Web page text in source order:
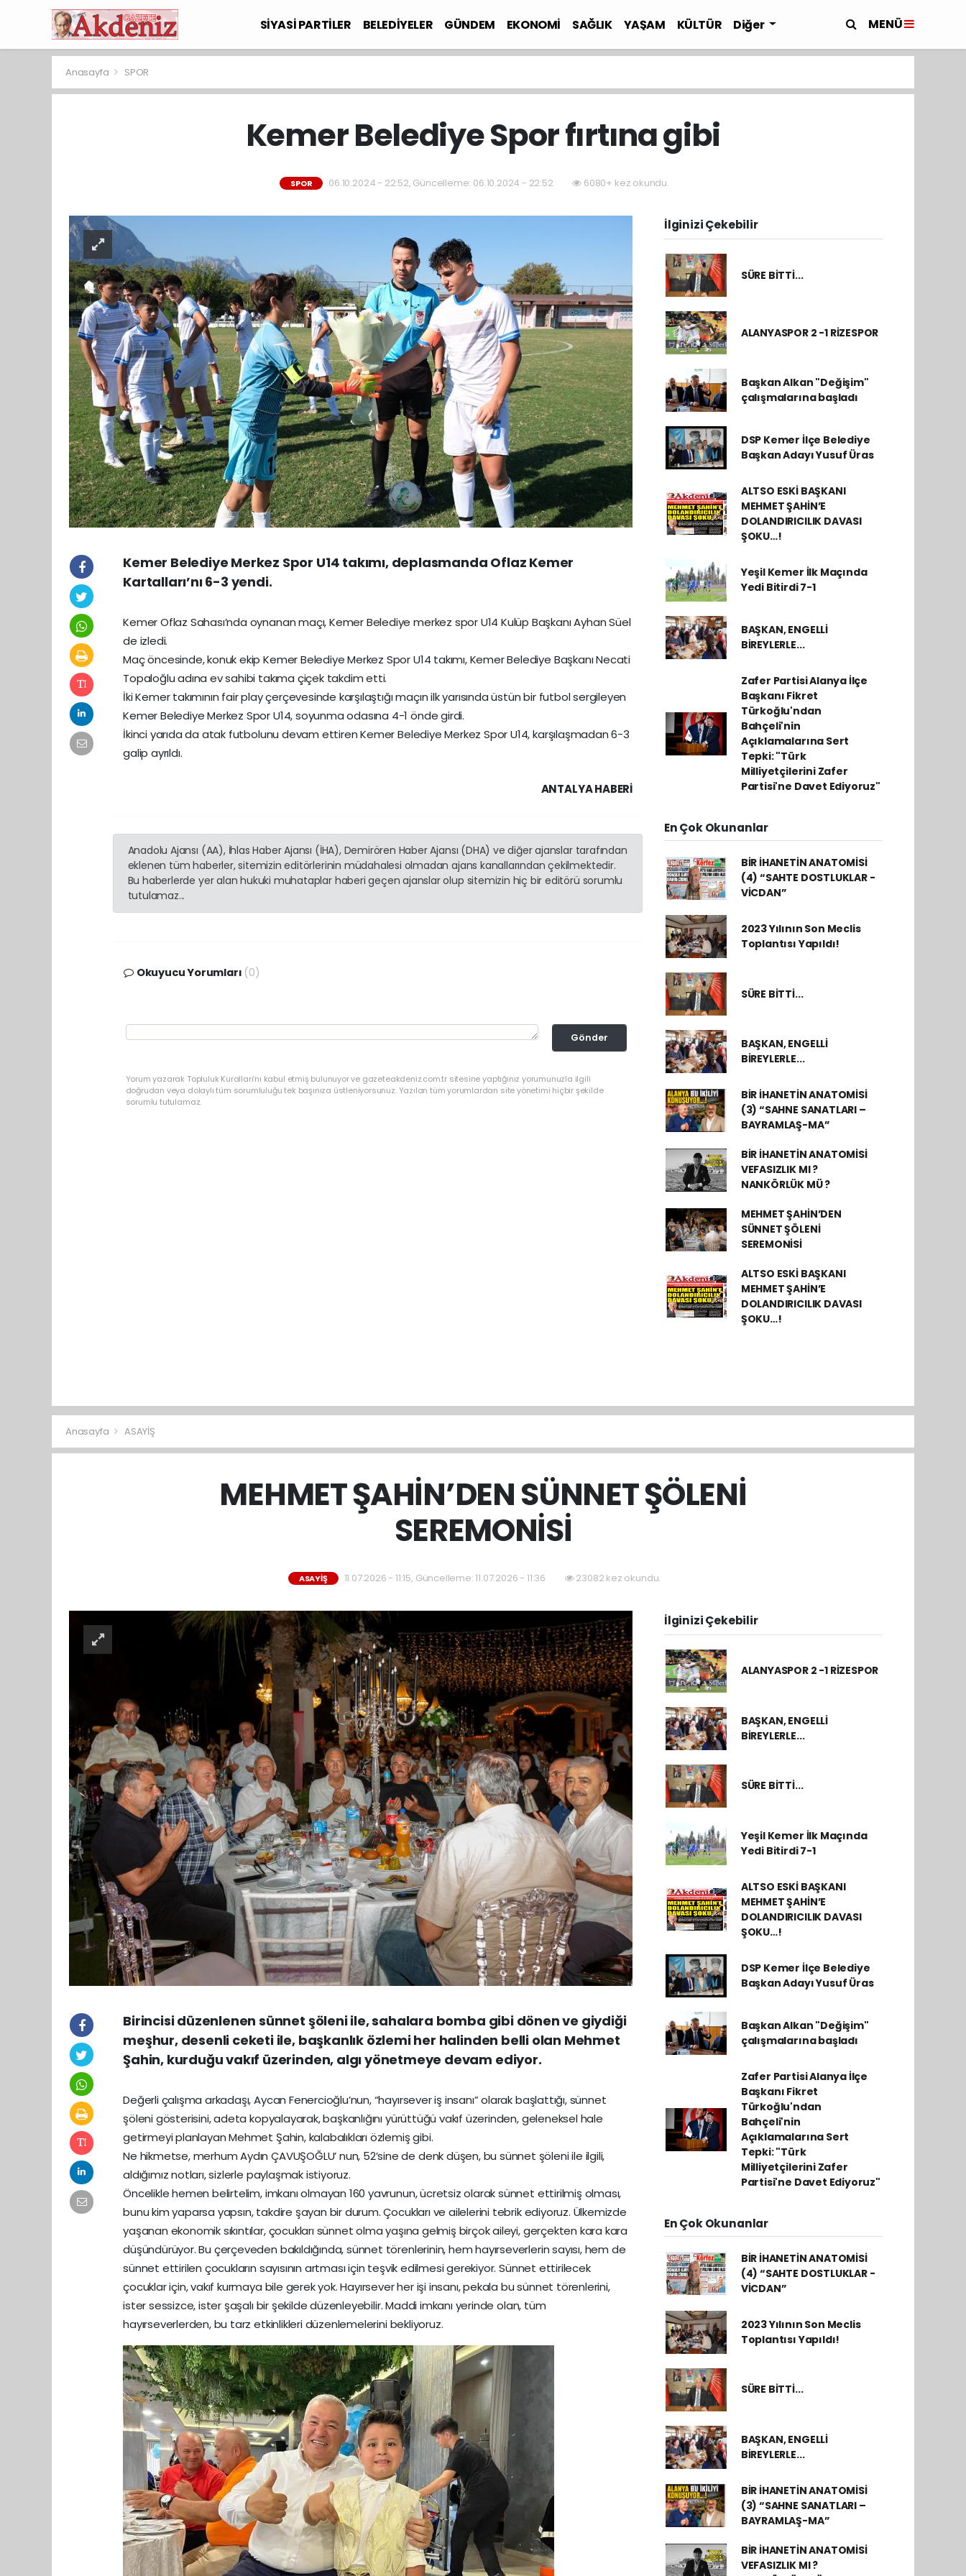
SİYASİ PARTİLER BELEDİYELER GÜNDEM EKONOMİ SAĞLIK YAŞAM KÜLTÜR Diğer MENÜ
Anasayfa SPOR
Kemer Belediye Spor fırtına gibi
SPOR 06.10.2024 - 22:52, Güncelleme: 06.10.2024 - 22:52 6080+ kez okundu.
Kemer Belediye Merkez Spor U14 takımı, deplasmanda Oflaz Kemer
Kartalları’nı 6-3 yendi.
Kemer Oflaz Sahası’nda oynanan maçı, Kemer Belediye merkez spor U14 Kulüp Başkanı Ayhan Süel
de izledi.
Maç öncesinde, konuk ekip Kemer Belediye Merkez Spor U14 takımı, Kemer Belediye Başkanı Necati
Topaloğlu adına ev sahibi takıma çiçek takdim etti.
İki Kemer takımının fair play çerçevesinde karşılaştığı maçın ilk yarısında üstün bir futbol sergileyen
Kemer Belediye Merkez Spor U14, soyunma odasına 4-1 önde girdi.
İkinci yarıda da atak futbolunu devam ettiren Kemer Belediye Merkez Spor U14, karşılaşmadan 6-3
galip ayrıldı.
ANTALYA HABERİ
Anadolu Ajansı (AA), İhlas Haber Ajansı (İHA), Demirören Haber Ajansı (DHA) ve diğer ajanslar tarafından
eklenen tüm haberler, sitemizin editörlerinin müdahalesi olmadan ajans kanallarından çekilmektedir.
Bu haberlerde yer alan hukuki muhataplar haberi geçen ajanslar olup sitemizin hiç bir editörü sorumlu
tutulamaz...
Okuyucu Yorumları (0)
Gönder
Yorum yazarak Topluluk Kuralları’nı kabul etmiş bulunuyor ve gazeteakdeniz.com.tr sitesine yaptığınız yorumunuzla ilgili
doğrudan veya dolaylı tüm sorumluluğu tek başınıza üstleniyorsunuz. Yazılan tüm yorumlardan site yönetimi hiçbir şekilde
sorumlu tutulamaz.
İlginizi Çekebilir
SÜRE BİTTİ...
ALANYASPOR 2 -1 RİZESPOR
Başkan Alkan "Değişim"
çalışmalarına başladı
DSP Kemer İlçe Belediye
Başkan Adayı Yusuf Üras
ALTSO ESKİ BAŞKANI
MEHMET ŞAHİN’E
DOLANDIRICILIK DAVASI
ŞOKU…!
Yeşil Kemer İlk Maçında
Yedi Bitirdi 7-1
BAŞKAN, ENGELLİ
BİREYLERLE...
Zafer Partisi Alanya İlçe
Başkanı Fikret
Türkoğlu'ndan
Bahçeli'nin
Açıklamalarına Sert
Tepki: "Türk
Milliyetçilerini Zafer
Partisi'ne Davet Ediyoruz"
En Çok Okunanlar
BİR İHANETİN ANATOMİSİ
(4) “SAHTE DOSTLUKLAR -
VİCDAN”
2023 Yılının Son Meclis
Toplantısı Yapıldı!
SÜRE BİTTİ...
BAŞKAN, ENGELLİ
BİREYLERLE...
BİR İHANETİN ANATOMİSİ
(3) “SAHNE SANATLARI –
BAYRAMLAŞ-MA”
BİR İHANETİN ANATOMİSİ
VEFASIZLIK MI ?
NANKÖRLÜK MÜ ?
MEHMET ŞAHİN’DEN
SÜNNET ŞÖLENİ
SEREMONİSİ
ALTSO ESKİ BAŞKANI
MEHMET ŞAHİN’E
DOLANDIRICILIK DAVASI
ŞOKU…!
Anasayfa ASAYİŞ
MEHMET ŞAHİN’DEN SÜNNET ŞÖLENİ
SEREMONİSİ
ASAYİŞ 11.07.2026 - 11:15, Güncelleme: 11.07.2026 - 11:36 23082 kez okundu.
Birincisi düzenlenen sünnet şöleni ile, sahalara bomba gibi dönen ve giydiği
meşhur, desenli ceketi ile, başkanlık özlemi her halinden belli olan Mehmet
Şahin, kurduğu vakıf üzerinden, algı yönetmeye devam ediyor.
Değerli çalışma arkadaşı, Aycan Fenercioğlu’nun, “hayırsever iş insanı” olarak başlattığı, sünnet
şöleni gösterisini, adeta kopyalayarak, başkanlığını yürüttüğü vakıf üzerinden, geleneksel hale
getirmeyi planlayan Mehmet Şahin, kalabalıkları özlemiş gibi.
Ne hikmetse, merhum Aydın ÇAVUŞOĞLU’ nun, 52’sine de denk düşen, bu sünnet şöleni ile ilgili,
aldığımız notları, sizlerle paylaşmak istiyoruz.
Öncelikle hemen belirtelim, imkanı olmayan 160 yavrunun, ücretsiz olarak sünnet ettirilmiş olması,
bunu kim yaparsa yapsın, takdire şayan bir durum. Çocukları ve ailelerini tebrik ediyoruz. Ülkemizde
yaşanan ekonomik sıkıntılar, çocukları sünnet olma yaşına gelmiş birçok aileyi, gerçekten kara kara
düşündürüyor. Bu çerçeveden bakıldığında, sünnet törenlerinin, hem hayırseverlerin sayısı, hem de
sünnet ettirilen çocukların sayısının artması için teşvik edilmesi gerekiyor. Sünnet ettirilecek
çocuklar için, vakıf kurmaya bile gerek yok. Hayırsever her işi insanı, pekala bu sünnet törenlerini,
ister sessizce, ister şaşalı bir şekilde düzenleyebilir. Maddi imkanı yerinde olan, tüm
hayırseverlerden, bu tarz etkinlikleri düzenlemelerini bekliyoruz.
İlginizi Çekebilir
ALANYASPOR 2 -1 RİZESPOR
BAŞKAN, ENGELLİ
BİREYLERLE...
SÜRE BİTTİ...
Yeşil Kemer İlk Maçında
Yedi Bitirdi 7-1
ALTSO ESKİ BAŞKANI
MEHMET ŞAHİN’E
DOLANDIRICILIK DAVASI
ŞOKU…!
DSP Kemer İlçe Belediye
Başkan Adayı Yusuf Üras
Başkan Alkan "Değişim"
çalışmalarına başladı
Zafer Partisi Alanya İlçe
Başkanı Fikret
Türkoğlu'ndan
Bahçeli'nin
Açıklamalarına Sert
Tepki: "Türk
Milliyetçilerini Zafer
Partisi'ne Davet Ediyoruz"
En Çok Okunanlar
BİR İHANETİN ANATOMİSİ
(4) “SAHTE DOSTLUKLAR -
VİCDAN”
2023 Yılının Son Meclis
Toplantısı Yapıldı!
SÜRE BİTTİ...
BAŞKAN, ENGELLİ
BİREYLERLE...
BİR İHANETİN ANATOMİSİ
(3) “SAHNE SANATLARI –
BAYRAMLAŞ-MA”
BİR İHANETİN ANATOMİSİ
VEFASIZLIK MI ?